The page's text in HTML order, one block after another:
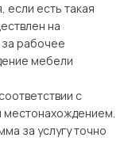
есть такая
на
рабочее
мебели
с
местонахождением.
за услугу точно